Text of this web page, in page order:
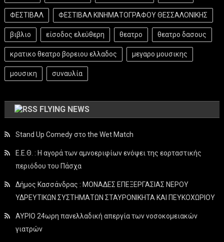
ΦΕΣΤΙΒΑΛ ΦΕΣΤΙΒΑΛ ΚΙΝΗΜΑΤΟΓΡΑΦΟΥ ΘΕΣΣΑΛΟΝΙΚΗΣ
βιβλιο είσοδος ελεύθερη θεατρο θεατρο δασους
κρατικο θεατρο βορειου ελλαδος μεγαρο μουσικης
μουσικη συναυλία
FLYING NEWS
Stand Up Comedy στο the Wet Match
Ε.Ε.Θ. : Η αγορά των αμνοεριφίων ενόψει της εορταστικής
περιόδου του Πάσχα
Δήμος Κασσάνδρας : ΜΟΝΑΔΕΣ ΕΠΕΞΕΡΓΑΣΙΑΣ ΝΕΡΟΥ
ΥΔΡΕΥΤΙΚΩΝ ΣΥΣΤΗΜΑΤΩΝ ΣΤΑΥΡΟΝΙΚΗΤΑ ΚΑΙ ΠΕΥΚΟΧΩΡΙΟΥ
ΑΥΡΙΟ 24ωρη πανελλαδική απεργία των νοσοκομειακών
γιατρών